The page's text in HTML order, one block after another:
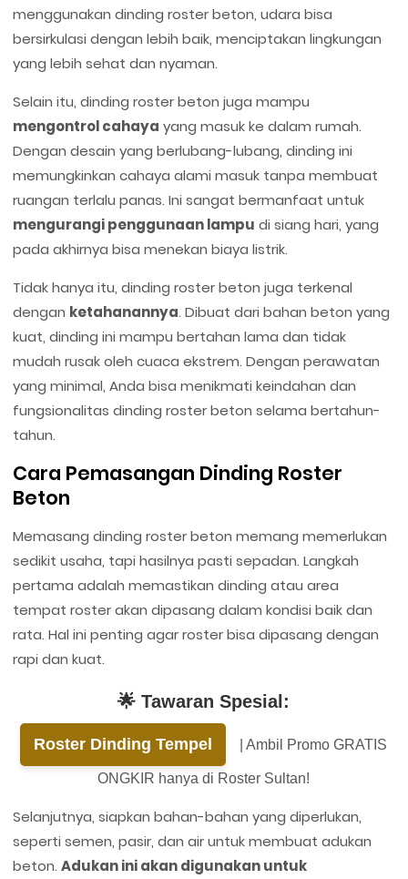
menggunakan dinding roster beton, udara bisa
bersirkulasi dengan lebih baik, menciptakan lingkungan
yang lebih sehat dan nyaman.
Selain itu, dinding roster beton juga mampu
mengontrol cahaya yang masuk ke dalam rumah.
Dengan desain yang berlubang-lubang, dinding ini
memungkinkan cahaya alami masuk tanpa membuat
ruangan terlalu panas. Ini sangat bermanfaat untuk
mengurangi penggunaan lampu di siang hari, yang
pada akhirnya bisa menekan biaya listrik.
Tidak hanya itu, dinding roster beton juga terkenal
dengan ketahanannya. Dibuat dari bahan beton yang
kuat, dinding ini mampu bertahan lama dan tidak
mudah rusak oleh cuaca ekstrem. Dengan perawatan
yang minimal, Anda bisa menikmati keindahan dan
fungsionalitas dinding roster beton selama bertahun-
tahun.
Cara Pemasangan Dinding Roster
Beton
Memasang dinding roster beton memang memerlukan
sedikit usaha, tapi hasilnya pasti sepadan. Langkah
pertama adalah memastikan dinding atau area
tempat roster akan dipasang dalam kondisi baik dan
rata. Hal ini penting agar roster bisa dipasang dengan
rapi dan kuat.
🌟 Tawaran Spesial:
Roster Dinding Tempel | Ambil Promo GRATIS
ONGKIR hanya di Roster Sultan!
Selanjutnya, siapkan bahan-bahan yang diperlukan,
seperti semen, pasir, dan air untuk membuat adukan
beton. Adukan ini akan digunakan untuk